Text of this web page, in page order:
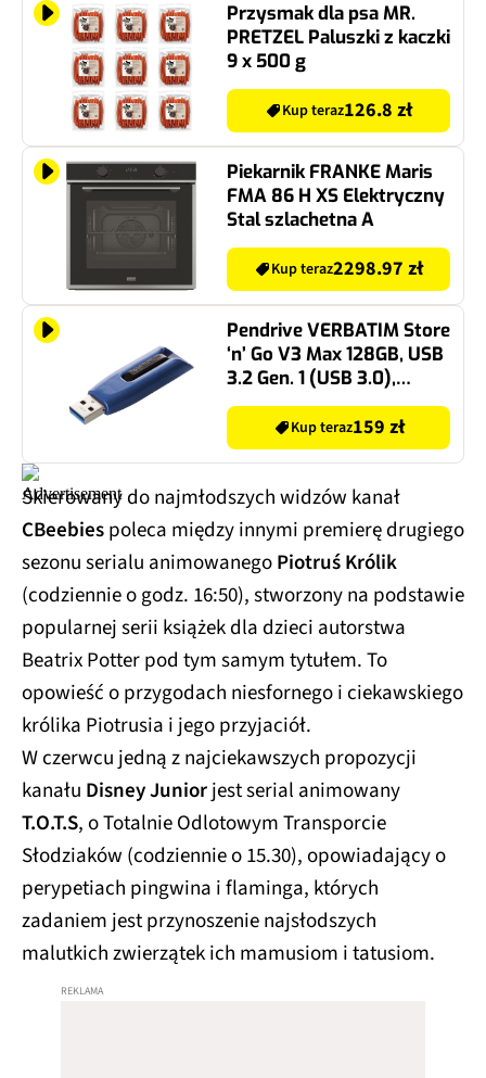
Przysmak dla psa MR.
PRETZEL Paluszki z kaczki
9 x 500 g
Kup teraz126.8 zł
Piekarnik FRANKE Maris
FMA 86 H XS Elektryczny
Stal szlachetna A
Kup teraz2298.97 zł
Pendrive VERBATIM Store
‘n’ Go V3 Max 128GB, USB
3.2 Gen. 1 (USB 3.0),
Odczyt 300 Mb/s, Zapis
70 Mb/s Niebiesko-czarny
Kup teraz159 zł
Skierowany do najmłodszych widzów kanał
CBeebiespoleca między innymi premierę drugiego
sezonu serialu animowanegoPiotruś Królik
(codziennie o godz. 16:50), stworzony na podstawie
popularnej serii książek dla dzieci autorstwa
Beatrix Potter pod tym samym tytułem. To
opowieść o przygodach niesfornego i ciekawskiego
królika Piotrusia i jego przyjaciół.
W czerwcu jedną z najciekawszych propozycji
kanału Disney Juniorjest serial animowany
T.O.T.S, o Totalnie Odlotowym Transporcie
Słodziaków (codziennie o 15.30), opowiadający o
perypetiach pingwina i flaminga, których
zadaniem jest przynoszenie najsłodszych
malutkich zwierzątek ich mamusiom i tatusiom.